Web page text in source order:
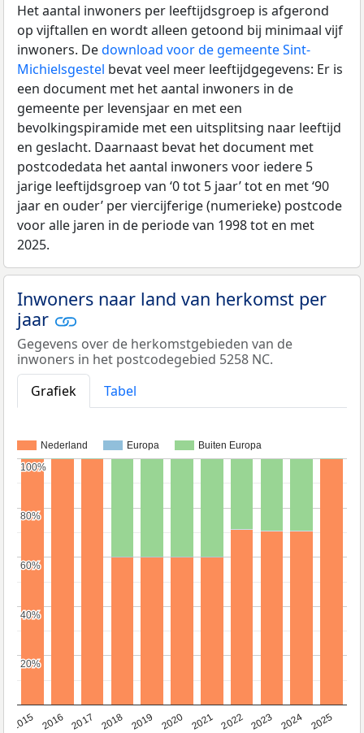
Het aantal inwoners per leeftijdsgroep is afgerond
op vijftallen en wordt alleen getoond bij minimaal vijf
inwoners. Dedownload voor de gemeente Sint-
Michielsgestel bevat veel meer leeftijdgegevens: Er is
een document met het aantal inwoners in de
gemeente per levensjaar en met een
bevolkingspiramide met een uitsplitsing naar leeftijd
en geslacht. Daarnaast bevat het document met
postcodedata het aantal inwoners voor iedere 5
jarige leeftijdsgroep van ‘0 tot 5 jaar’ tot en met ‘90
jaar en ouder’ per viercijferige (numerieke) postcode
voor alle jaren in de periode van 1998 tot en met
2025.
Inwoners naar land van herkomst per
jaar
Gegevens over de herkomstgebieden van de
inwoners in het postcodegebied 5258 NC.
Grafiek
Tabel
Nederland Europa Buiten Europa
2015 2016 2017 2018 2019 2020 2021 2022 2023 2024 2025
20%
20%
40%
40%
60%
60%
80%
80%
100%
100%